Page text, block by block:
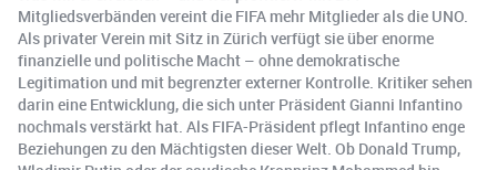
Mitgliedsverbänden vereint die FIFA mehr Mitglieder als die UNO.
Als privater Verein mit Sitz in Zürich verfügt sie über enorme
finanzielle und politische Macht – ohne demokratische
Legitimation und mit begrenzter externer Kontrolle. Kritiker sehen
darin eine Entwicklung, die sich unter Präsident Gianni Infantino
nochmals verstärkt hat. Als FIFA-Präsident pflegt Infantino enge
Beziehungen zu den Mächtigsten dieser Welt. Ob Donald Trump,